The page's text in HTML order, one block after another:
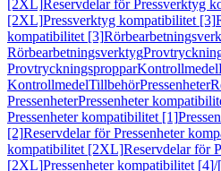
[2XL]Reservdelar för Pressverktyg
[2XL]Pressverktyg kompatibilitet [3]
kompatibilitet [3]
Rörbearbetningsverktyg
ProvtryckningspropparKontrollmedel
KontrollmedelTillbehörPressenheter
PressenheterPressenheter
Pressenheter kompatibilitet [1]
[2]Reservdelar för Pressenheter
kompatibilitet [2XL]Reservdelar för
[2XL]Pressenheter kompatibilitet